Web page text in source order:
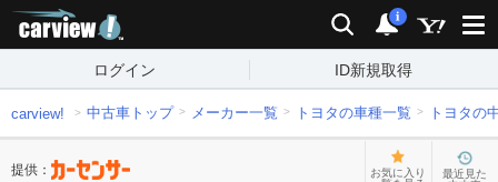
検索 通知
i
ログイン ID新規取得
carview! 中古車トップ メーカー一覧 トヨタの車種一覧 トヨタの
提供：
お気に入り
最近見た